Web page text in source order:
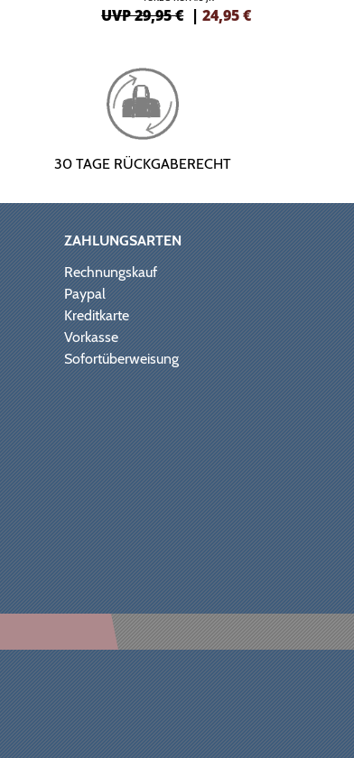
UVP 29,95 € |24,95€
30 TAGE RÜCKGABERECHT
ZAHLUNGSARTEN
Rechnungskauf
Paypal
Kreditkarte
Vorkasse
Sofortüberweisung